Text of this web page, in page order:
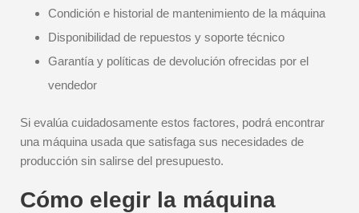
Condición e historial de mantenimiento de la máquina
Disponibilidad de repuestos y soporte técnico
Garantía y políticas de devolución ofrecidas por el
vendedor
Si evalúa cuidadosamente estos factores, podrá encontrar
una máquina usada que satisfaga sus necesidades de
producción sin salirse del presupuesto.
Cómo elegir la máquina